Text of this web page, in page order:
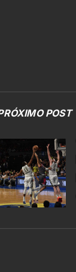
POST